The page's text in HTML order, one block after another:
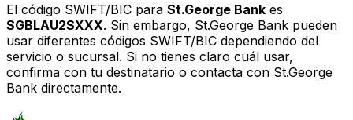
El código SWIFT/BIC para St.George Bank es
SGBLAU2SXXX. Sin embargo, St.George Bank pueden
usar diferentes códigos SWIFT/BIC dependiendo del
servicio o sucursal. Si no tienes claro cuál usar,
confirma con tu destinatario o contacta con St.George
Bank directamente.